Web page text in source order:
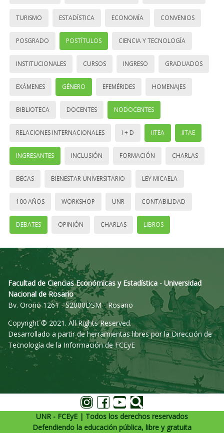
TURISMO ESTADÍSTICA ECONOMÍA CONVENIOS
POSGRADO POSTÍTULOS CIENCIA Y TECNOLOGÍA
INSTITUCIONALES CURSOS INGRESO GRADUADOS
EXÁMENES GÉNERO EFEMÉRIDES HOMENAJES
BIBLIOTECA DOCENTES NODOCENTES
RELACIONES INTERNACIONALES I + D IITEA IITAE
INGRESANTES INCLUSIÓN FORMACIÓN CHARLAS
BECAS BIENESTAR UNIVERSITARIO LEY MICAELA
100 AÑOS WORKSHOP UNR CONTABILIDAD
DEBATES OPINIÓN CHARLAS LIBROS
Facultad de Ciencias Económicas y Estadística - Universidad
Nacional de Rosario
Bv. Oroño 1261 - S2000DSM - Rosario
Copyright © 2021. All Rights Reserved.
Desarrollado a partir de herramientas libres por la Dirección de
Tecnología de la Información de FCEyE
UNR - FCEyE | Todos los derechos reservados
Defendiendo la educación pública, libre y gratuita